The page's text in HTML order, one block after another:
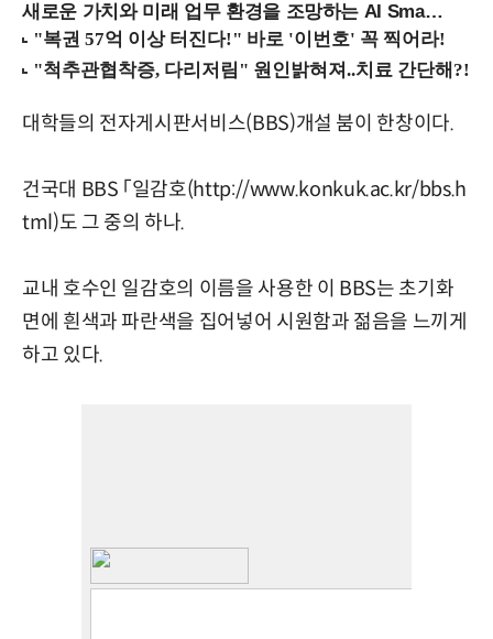
새로운 가치와 미래 업무 환경을 조망하는 AI Smart Work Summit 2026 (9/11 코엑스)
대학들의 전자게시판서비스(BBS)개설 붐이 한창이다.
건국대 BBS 「일감호(http://www.konkuk.ac.kr/bbs.h
tml)도 그 중의 하나.
교내 호수인 일감호의 이름을 사용한 이 BBS는 초기화
면에 흰색과 파란색을 집어넣어 시원함과 젊음을 느끼게
하고 있다.